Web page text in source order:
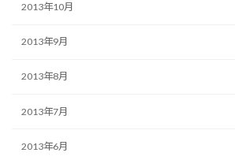
2013年10月
2013年9月
2013年8月
2013年7月
2013年6月